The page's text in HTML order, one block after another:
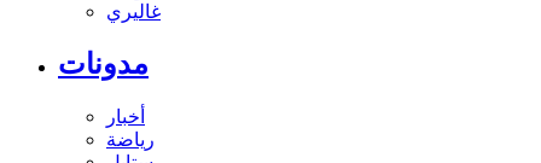
غاليري
مدونات
أخبار
رياضة